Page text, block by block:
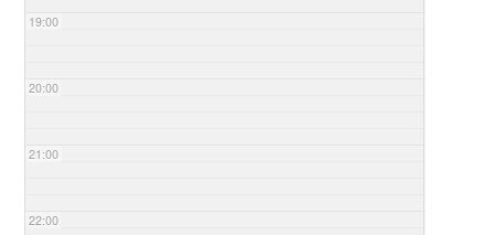
19:00
20:00
21:00
22:00